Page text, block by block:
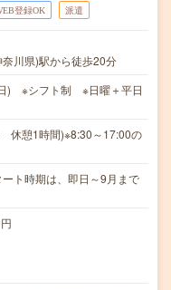
登録OK 派遣
川県)駅から徒歩20分
) ※シフト制 ※日曜＋平日
休憩1時間)※8:30～17:00の
ト時期は、即日～9月まで